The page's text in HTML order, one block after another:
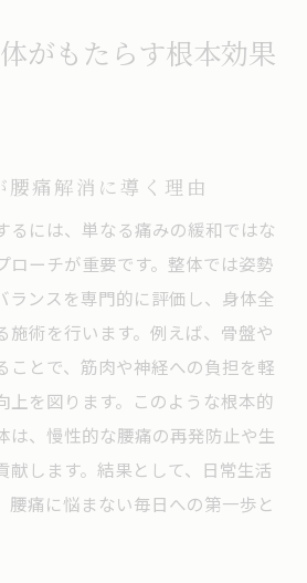
腰痛再発防止に活かすポイン
果的な整体の施術内容とは
の注意点と腰痛緩和の工夫
で実感できる腰痛改善の流れ
知っておきたい腰痛対応方法
体を選ぶ理由を探る
痛に選ばれる信頼の理由
体を選択するべきタイミング
がもたらす根本効果
腰痛解消に導く理由
るには、単なる痛みの緩和ではな
ローチが重要です。整体では姿勢
ランスを専門的に評価し、身体全
施術を行います。例えば、骨盤や
ことで、筋肉や神経への負担を軽
上を図ります。このような根本的
は、慢性的な腰痛の再発防止や生
献します。結果として、日常生活
腰痛に悩まない毎日への第一歩と